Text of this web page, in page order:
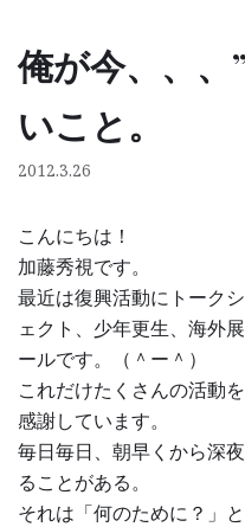
コ
テ
ス
キ
ッ
プ
俺が今、、、
いこと。
2012.3.26
こんにちは！
加藤秀視です。
最近は復興活動にトーク
ェクト、少年更生、海外
ールです。（＾ー＾）
これだけたくさんの活動
感謝しています。
毎日毎日、朝早くから深
ることがある。
それは「何のために？」と